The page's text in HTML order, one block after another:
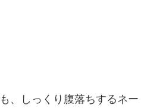
、しっくり腹落ちするネー